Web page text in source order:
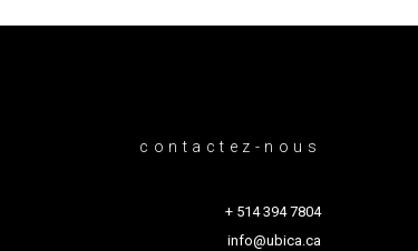
contactez-nous
+ 514 394 7804
info@ubica.ca